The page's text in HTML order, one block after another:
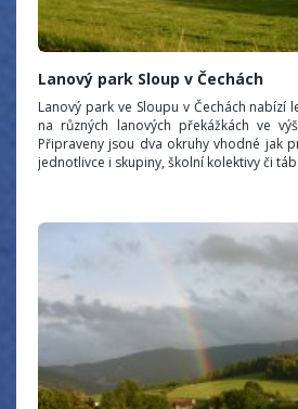
Lanový park Sloup v Čechách
Lanový park ve Sloupu v Čechách nabízí
na různých lanových překážkách ve
Připraveny jsou dva okruhy vhodné jak
jednotlivce i skupiny, školní kolektivy či